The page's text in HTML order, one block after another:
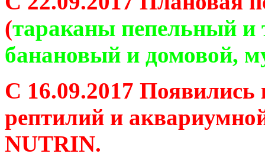
(тараканы пепельный и
банановый и домовой,
С 16.09.2017
рептилий и
NUTRIN.